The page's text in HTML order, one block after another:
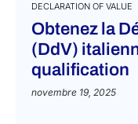
DECLARATION OF VALUE
Obtenez la
(DdV)
qualification
novembre 19, 2025